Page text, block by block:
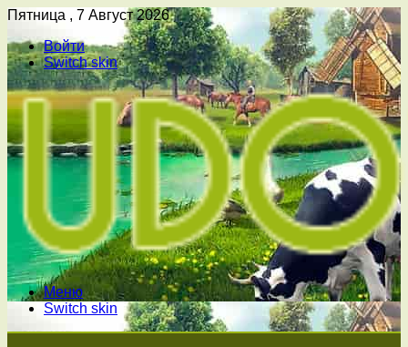
Пятница , 7 Август 2026
Войти
Switch skin
Меню
Switch skin